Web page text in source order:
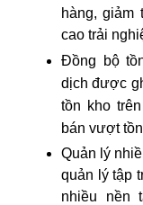
hàng, giảm
cao trải
Đồng bộ
dịch được
tồn kho
bán vượt
Quản lý
quản lý tập
nhiều nền